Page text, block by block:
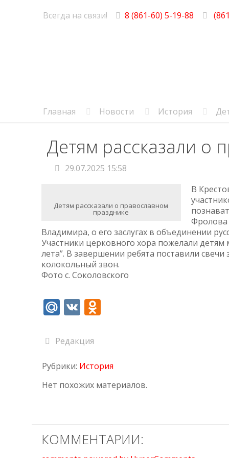
Всегда на связи! 8 (861-60) 5-19-88
Главная Новости История
Детям рассказали о
29.07.2025 15:58
Детям рассказали о православном
празднике
В
Фролова
Владимира, о его заслугах в объединении
Участники церковного хора пожелали
лета”. В завершении ребята поставили
колокольный звон.
Фото с. Соколовского
Mail.Ru
VKOdnoklassniki
Редакция
Рубрики: История
Нет похожих материалов.
КОММЕНТАРИИ: